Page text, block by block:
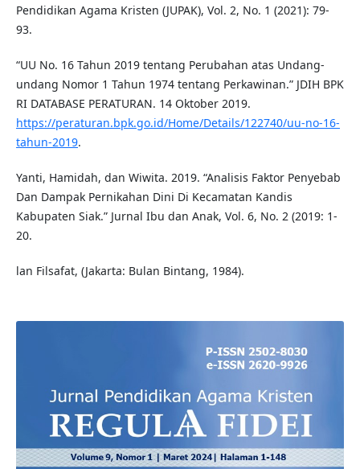
Pendidikan Agama Kristen (JUPAK), Vol. 2, No. 1 (2021): 79-
93.
“UU No. 16 Tahun 2019 tentang Perubahan atas Undang-
undang Nomor 1 Tahun 1974 tentang Perkawinan.” JDIH BPK
RI DATABASE PERATURAN. 14 Oktober 2019.
https://peraturan.bpk.go.id/Home/Details/122740/uu-no-16-
tahun-2019.
Yanti, Hamidah, dan Wiwita. 2019. “Analisis Faktor Penyebab
Dan Dampak Pernikahan Dini Di Kecamatan Kandis
Kabupaten Siak.” Jurnal Ibu dan Anak, Vol. 6, No. 2 (2019: 1-
20.
lan Filsafat, (Jakarta: Bulan Bintang, 1984).